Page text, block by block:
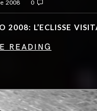
2008 0
2008: L’ECLISSE
READING